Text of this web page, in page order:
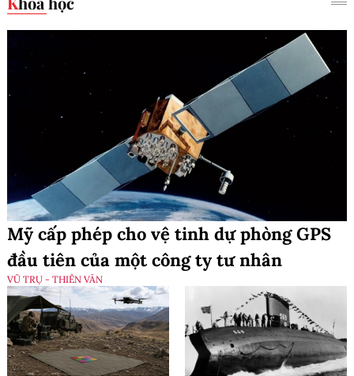
Mỹ cấp phép cho vệ tinh dự phòng GPS
đầu tiên của một công ty tư nhân
VŨ TRỤ - THIÊN VĂN